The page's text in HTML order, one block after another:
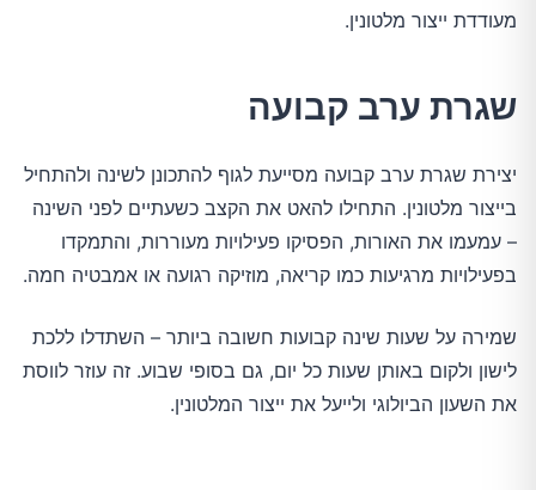
מעודדת ייצור מלטונין.
שגרת ערב קבועה
יצירת שגרת ערב קבועה מסייעת לגוף להתכונן לשינה ולהתחיל
בייצור מלטונין. התחילו להאט את הקצב כשעתיים לפני השינה
– עמעמו את האורות, הפסיקו פעילויות מעוררות, והתמקדו
בפעילויות מרגיעות כמו קריאה, מוזיקה רגועה או אמבטיה חמה.
שמירה על שעות שינה קבועות חשובה ביותר – השתדלו ללכת
לישון ולקום באותן שעות כל יום, גם בסופי שבוע. זה עוזר לווסת
את השעון הביולוגי ולייעל את ייצור המלטונין.